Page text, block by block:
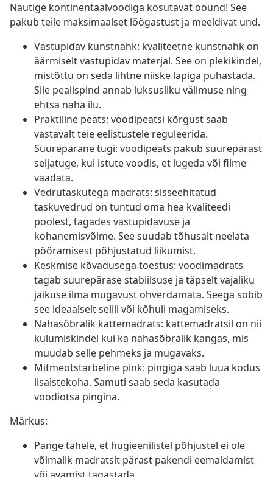
Nautige kontinentaalvoodiga kosutavat ööund! See
pakub teile maksimaalset lõõgastust ja meeldivat und.
Vastupidav kunstnahk: kvaliteetne kunstnahk on
äärmiselt vastupidav materjal. See on plekikindel,
mistõttu on seda lihtne niiske lapiga puhastada.
Sile pealispind annab luksusliku välimuse ning
ehtsa naha ilu.
Praktiline peats: voodipeatsi kõrgust saab
vastavalt teie eelistustele reguleerida.
Suurepärane tugi: voodipeats pakub suurepärast
seljatuge, kui istute voodis, et lugeda või filme
vaadata.
Vedrutaskutega madrats: sisseehitatud
taskuvedrud on tuntud oma hea kvaliteedi
poolest, tagades vastupidavuse ja
kohanemisvõime. See suudab tõhusalt neelata
pööramisest põhjustatud liikumist.
Keskmise kõvadusega toestus: voodimadrats
tagab suurepärase stabiilsuse ja täpselt vajaliku
jäikuse ilma mugavust ohverdamata. Seega sobib
see ideaalselt selili või kõhuli magamiseks.
Nahasõbralik kattemadrats: kattemadratsil on nii
kulumiskindel kui ka nahasõbralik kangas, mis
muudab selle pehmeks ja mugavaks.
Mitmeotstarbeline pink: pingiga saab luua kodus
lisaistekoha. Samuti saab seda kasutada
voodiotsa pingina.
Märkus:
Pange tähele, et hügieenilistel põhjustel ei ole
võimalik madratsit pärast pakendi eemaldamist